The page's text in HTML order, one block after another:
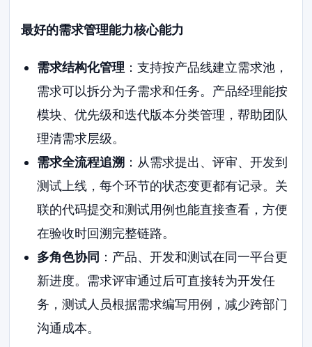
最好的需求管理能力核心能力
需求结构化管理 ：支持按产品线建立需求池，
需求可以拆分为子需求和任务。产品经理能按
模块、优先级和迭代版本分类管理，帮助团队
理清需求层级。
需求全流程追溯：从需求提出、评审、开发到
测试上线，每个环节的状态变更都有记录。关
联的代码提交和测试用例也能直接查看，方便
在验收时回溯完整链路。
多角色协同 ：产品、开发和测试在同一平台更
新进度。需求评审通过后可直接转为开发任
务，测试人员根据需求编写用例，减少跨部门
沟通成本。